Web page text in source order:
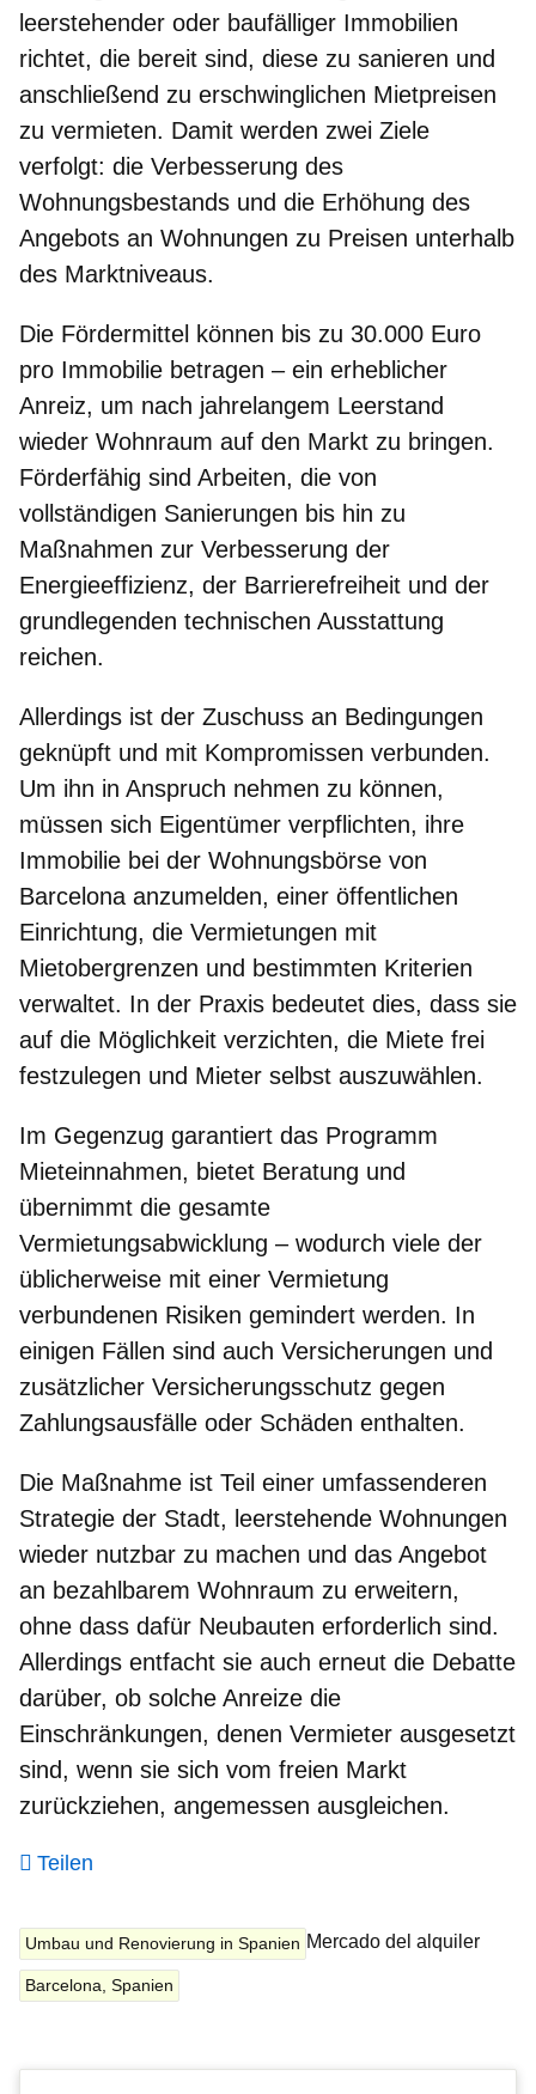
leerstehender oder baufälliger Immobilien
richtet, die bereit sind, diese zu sanieren und
anschließend zu erschwinglichen Mietpreisen
zu vermieten. Damit werden zwei Ziele
verfolgt: die Verbesserung des
Wohnungsbestands und die Erhöhung des
Angebots an Wohnungen zu Preisen unterhalb
des Marktniveaus.
Die Fördermittel können bis zu 30.000 Euro
pro Immobilie betragen – ein erheblicher
Anreiz, um nach jahrelangem Leerstand
wieder Wohnraum auf den Markt zu bringen.
Förderfähig sind Arbeiten, die von
vollständigen Sanierungen bis hin zu
Maßnahmen zur Verbesserung der
Energieeffizienz, der Barrierefreiheit und der
grundlegenden technischen Ausstattung
reichen.
Allerdings ist der Zuschuss an Bedingungen
geknüpft und mit Kompromissen verbunden.
Um ihn in Anspruch nehmen zu können,
müssen sich Eigentümer verpflichten, ihre
Immobilie bei der Wohnungsbörse von
Barcelona anzumelden, einer öffentlichen
Einrichtung, die Vermietungen mit
Mietobergrenzen und bestimmten Kriterien
verwaltet. In der Praxis bedeutet dies, dass sie
auf die Möglichkeit verzichten, die Miete frei
festzulegen und Mieter selbst auszuwählen.
Im Gegenzug garantiert das Programm
Mieteinnahmen, bietet Beratung und
übernimmt die gesamte
Vermietungsabwicklung – wodurch viele der
üblicherweise mit einer Vermietung
verbundenen Risiken gemindert werden. In
einigen Fällen sind auch Versicherungen und
zusätzlicher Versicherungsschutz gegen
Zahlungsausfälle oder Schäden enthalten.
Die Maßnahme ist Teil einer umfassenderen
Strategie der Stadt, leerstehende Wohnungen
wieder nutzbar zu machen und das Angebot
an bezahlbarem Wohnraum zu erweitern,
ohne dass dafür Neubauten erforderlich sind.
Allerdings entfacht sie auch erneut die Debatte
darüber, ob solche Anreize die
Einschränkungen, denen Vermieter ausgesetzt
sind, wenn sie sich vom freien Markt
zurückziehen, angemessen ausgleichen.
Teilen
Umbau und Renovierung in Spanien Mercado del alquiler
Barcelona, ​​Spanien